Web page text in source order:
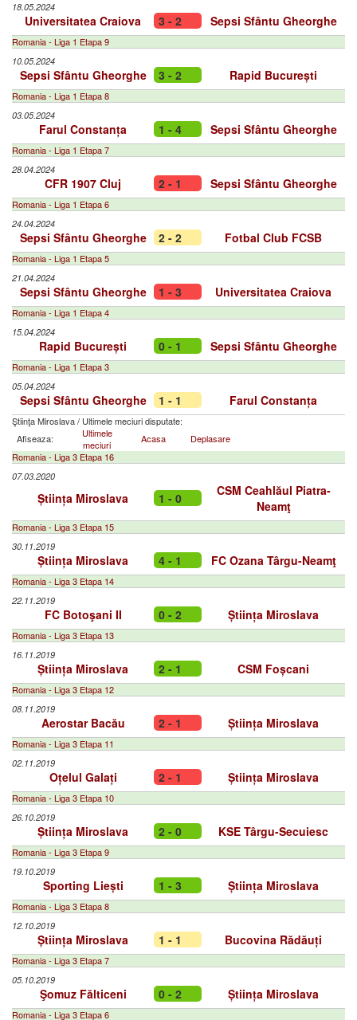
18.05.2024
Universitatea Craiova 3 - 2 Sepsi Sfântu Gheorghe
Romania - Liga 1 Etapa 9
10.05.2024
Sepsi Sfântu Gheorghe 3 - 2 Rapid București
Romania - Liga 1 Etapa 8
03.05.2024
Farul Constanța 1 - 4 Sepsi Sfântu Gheorghe
Romania - Liga 1 Etapa 7
28.04.2024
CFR 1907 Cluj 2 - 1 Sepsi Sfântu Gheorghe
Romania - Liga 1 Etapa 6
24.04.2024
Sepsi Sfântu Gheorghe 2 - 2 Fotbal Club FCSB
Romania - Liga 1 Etapa 5
21.04.2024
Sepsi Sfântu Gheorghe 1 - 3 Universitatea Craiova
Romania - Liga 1 Etapa 4
15.04.2024
Rapid București 0 - 1 Sepsi Sfântu Gheorghe
Romania - Liga 1 Etapa 3
05.04.2024
Sepsi Sfântu Gheorghe 1 - 1 Farul Constanța
Ştiinţa Miroslava/ Ultimele meciuri disputate:
Afiseaza:
Ultimele
meciuri
Acasa
Deplasare
Romania - Liga 3 Etapa 16
07.03.2020
Știința Miroslava 1 - 0
CSM Ceahlăul Piatra-
Neamţ
Romania - Liga 3 Etapa 15
30.11.2019
Știința Miroslava 4 - 1 FC Ozana Târgu-Neamţ
Romania - Liga 3 Etapa 14
22.11.2019
FC Botoşani II 0 - 2 Știința Miroslava
Romania - Liga 3 Etapa 13
16.11.2019
Știința Miroslava 2 - 1 CSM Foșcani
Romania - Liga 3 Etapa 12
08.11.2019
Aerostar Bacău 2 - 1 Știința Miroslava
Romania - Liga 3 Etapa 11
02.11.2019
Oțelul Galați 2 - 1 Știința Miroslava
Romania - Liga 3 Etapa 10
26.10.2019
Știința Miroslava 2 - 0 KSE Târgu-Secuiesc
Romania - Liga 3 Etapa 9
19.10.2019
Sporting Liești 1 - 3 Știința Miroslava
Romania - Liga 3 Etapa 8
12.10.2019
Știința Miroslava 1 - 1 Bucovina Rădăuți
Romania - Liga 3 Etapa 7
05.10.2019
Şomuz Fălticeni 0 - 2 Știința Miroslava
Romania - Liga 3 Etapa 6